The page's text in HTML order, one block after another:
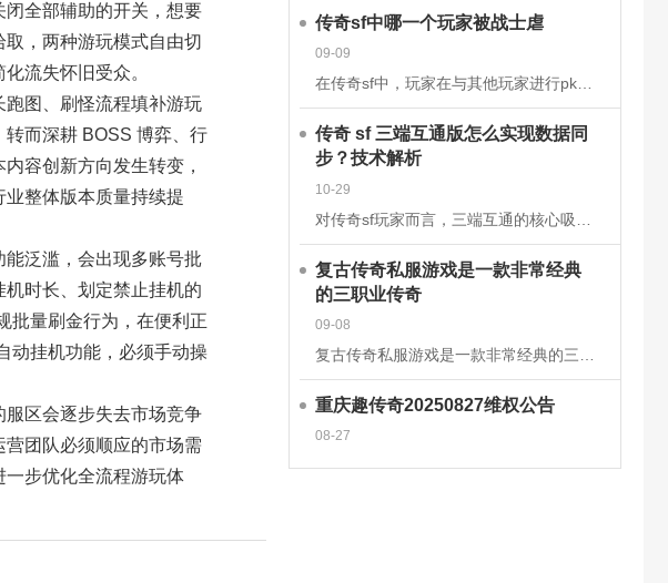
全部辅助的开关，想要
，两种游玩模式自由切
流失怀旧受众。
图、刷怪流程填补游玩
而深耕 BOSS 博弈、行
容创新方向发生转变，
整体版本质量持续提
泛滥，会出现多账号批
时长、划定禁止挂机的
批量刷金行为，在便利正
动挂机功能，必须手动操
区会逐步失去市场竞争
团队必须顺应的市场需
步优化全流程游玩体
传奇sf中哪一个玩家被战士虐
09-09
在传奇sf中，玩家在与其他玩家进行pk时，有时会被对方的技能击中，也有时会被对方战士击杀。虽然战士在游戏前期，在技能上没有法师给力，但是战士有绝对的优势，特别是战士的防御和血量，完全可以抵挡住对方的伤
传奇 sf 三端互通版怎么实现数据同
步？技术解析
10-29
复古传奇私服游戏是一款非常经典
的三职业传奇
09-08
重庆趣传奇20250827维权公告
08-27